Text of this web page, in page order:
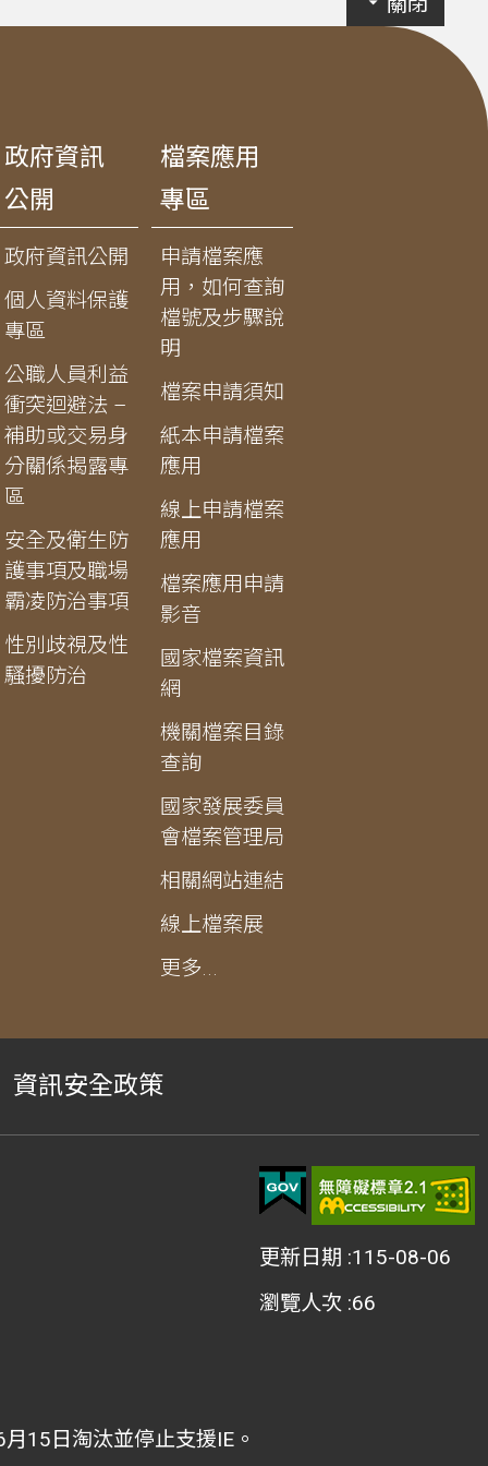
政府資訊
公開
政府資訊公開
個人資料保護
專區
公職人員利益
衝突迴避法 –
補助或交易身
分關係揭露專
區
安全及衛生防
護事項及職場
霸凌防治事項
性別歧視及性
騷擾防治
檔案應用
專區
申請檔案應
用，如何查詢
檔號及步驟說
明
檔案申請須知
紙本申請檔案
應用
線上申請檔案
應用
檔案應用申請
影音
國家檔案資訊
網
機關檔案目錄
查詢
國家發展委員
會檔案管理局
相關網站連結
線上檔案展
更多...
資訊安全政策
15日淘汰並停止支援IE。
更新日期 115-08-06
瀏覽人次 66